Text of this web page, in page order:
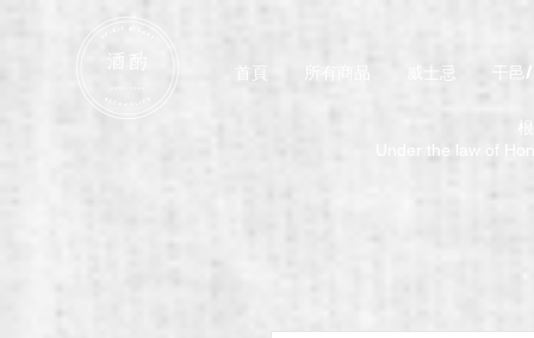
首頁 所有商品 威士忌 干
Under the law of